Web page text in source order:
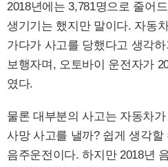
2018년에는 3,781명으로 줄어
생기기는 했지만 말이다. 자동
가다가 사고를 당했다고 생각
보행자며, 오토바이 운전자가
였다.
물론 대부분의 사고는 자동차
사망 사고를 낼까? 쉽게 생각할
음주운전이다. 하지만 2018년